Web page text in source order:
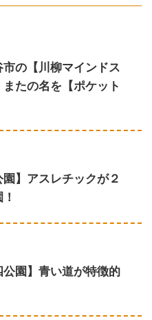
の【川柳マインドス
たの名を【ポケット
園】アスレチックが２
公園】青い道が特徴的